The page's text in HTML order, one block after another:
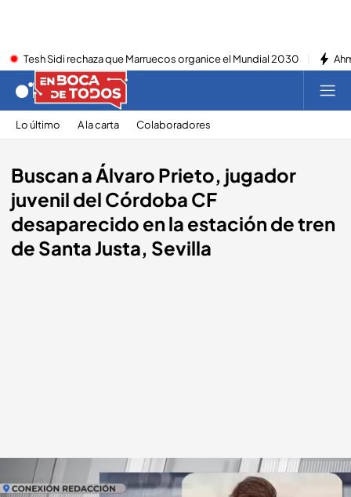
Tesh Sidi rechaza que Marruecos organice el Mundial 2030
Lo último A la carta Colaboradores
Buscan a Álvaro Prieto, jugador
juvenil del Córdoba CF
desaparecido en la estación de tren
de Santa Justa, Sevilla
Buscan a Álvaro Prieto, jugador juvenil del Córdoba CF desaparecido en
Sevilla